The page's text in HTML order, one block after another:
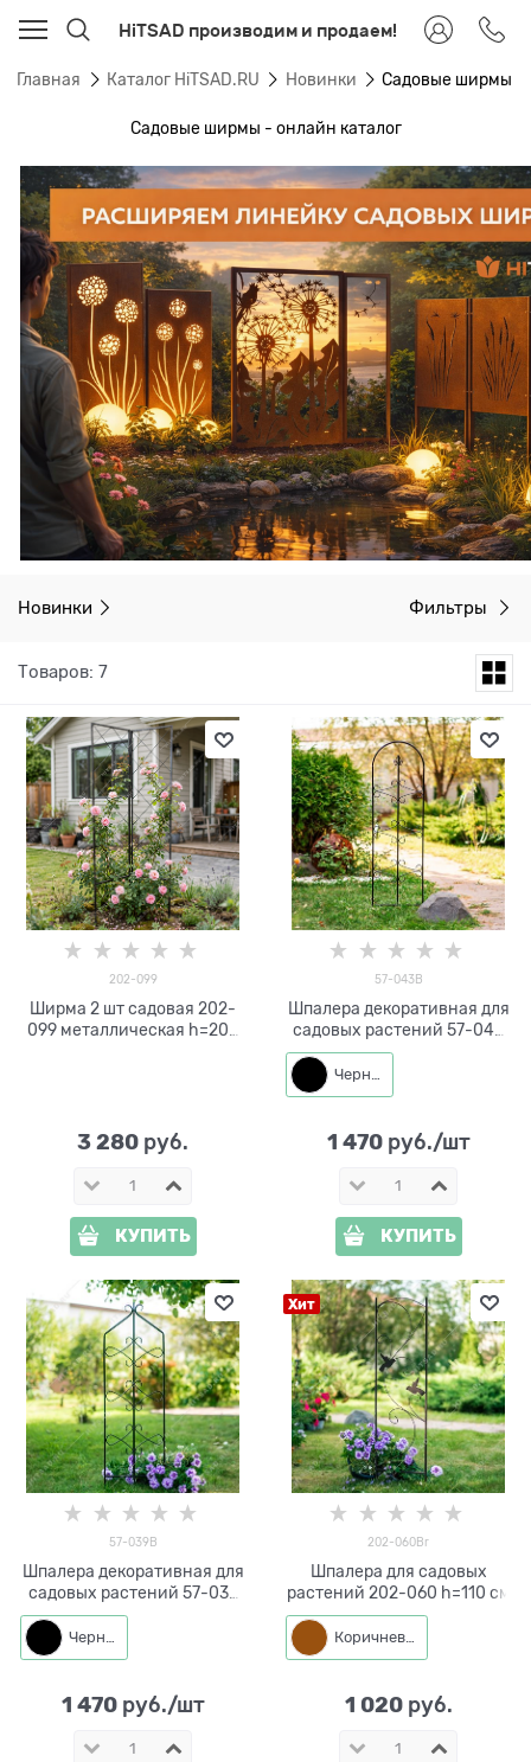
HiTSAD производим и продаем!
Главная Каталог HiTSAD.RU Новинки Садовые ширмы
Садовые ширмы - онлайн каталог
Новинки Фильтры
Товаров: 7
202-099
Ширма 2 шт садовая 202-
099 металлическая h=200
3 280 руб.
КУПИТЬ
57-043B
Шпалера декоративная для
садовых растений 57-043
высота 154 см
Черный
1 470 руб./шт
КУПИТЬ
57-039B
Шпалера декоративная для
садовых растений 57-039
высота 128 см
Черный
1 470 руб./шт
Хит
202-060Br
Шпалера для садовых
растений 202-060 h=110 см
Коричневый
1 020 руб.